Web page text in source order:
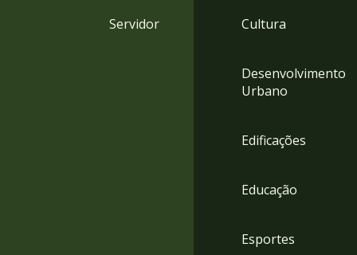
Servidor Cultura
Desenvolvimento
Urbano
Edificações
Educação
Esportes